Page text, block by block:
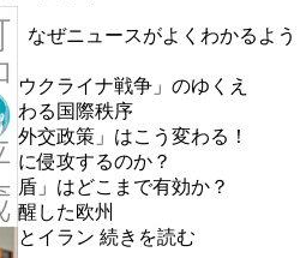
なぜニュースがよくわかるよう
ウクライナ戦争」のゆくえ
わる国際秩序
外交政策」はこう変わる！
に侵攻するのか？
盾」はどこまで有効か？
醒した欧州
とイラン 続きを読む